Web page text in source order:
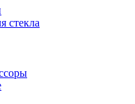
стекла